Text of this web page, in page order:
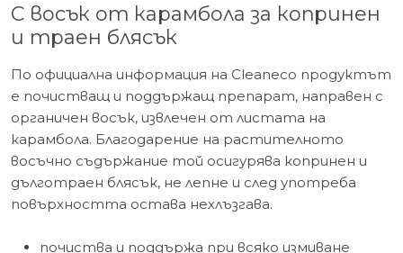
С восък от карамбола за копринен
и траен блясък
По официална информация на Cleaneco продуктът
е почистващ и поддържащ препарат, направен с
органичен восък, извлечен от листата на
карамбола. Благодарение на растителното
восъчно съдържание той осигурява копринен и
дълготраен блясък, не лепне и след употреба
повърхността остава нехлъзгава.
почиства и поддържа при всяко измиване